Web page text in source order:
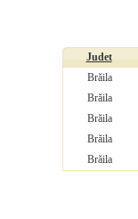
Judet
Brăila
Brăila
Brăila
Brăila
Brăila